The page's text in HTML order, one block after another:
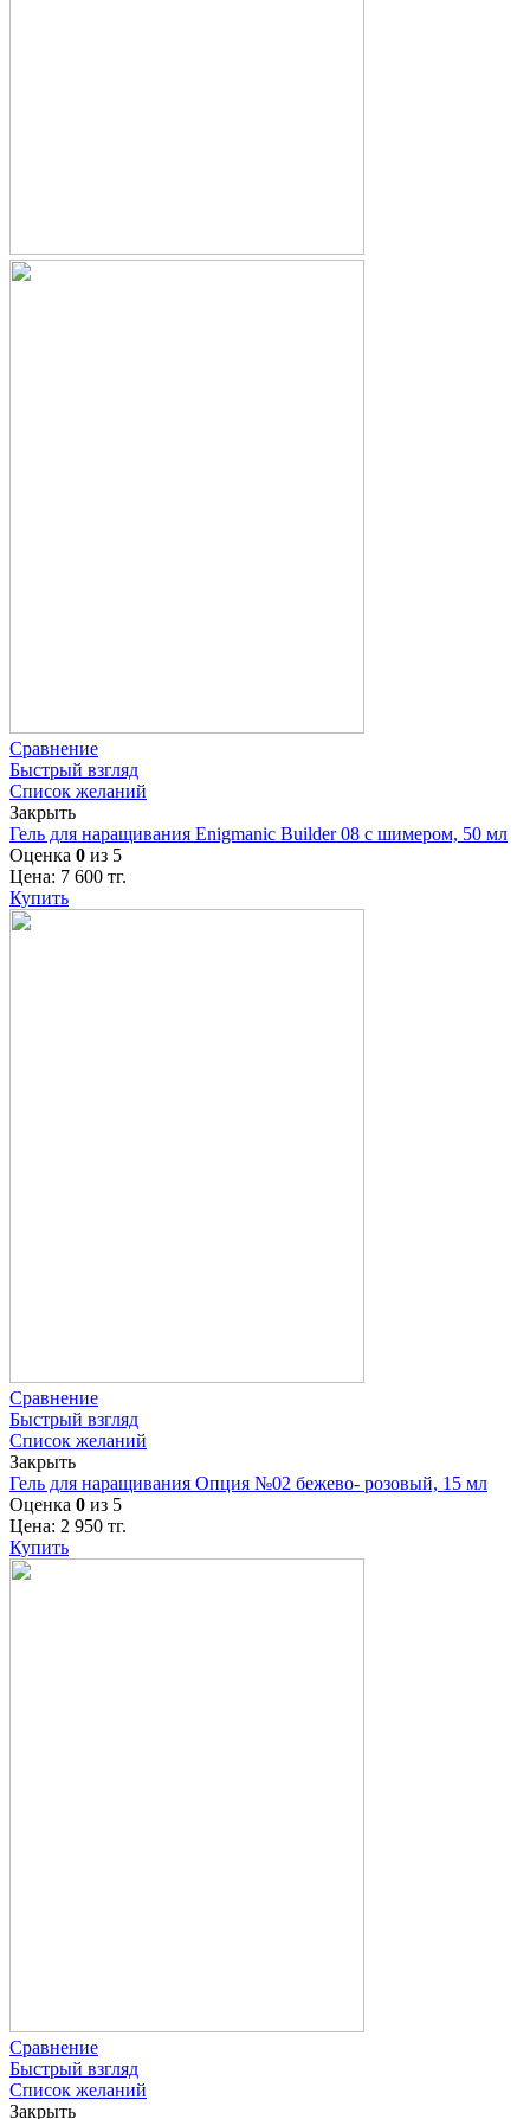
Сравнение
Быстрый взгляд
Список желаний
Закрыть
Гель для наращивания Enigmanic Builder 08 с шимером, 50 мл
Оценка 0 из 5
Цена: 7 600 тг.
Купить
Сравнение
Быстрый взгляд
Список желаний
Закрыть
Гель для наращивания Опция №02 бежево- розовый, 15 мл
Оценка 0 из 5
Цена: 2 950 тг.
Купить
Сравнение
Быстрый взгляд
Список желаний
Закрыть